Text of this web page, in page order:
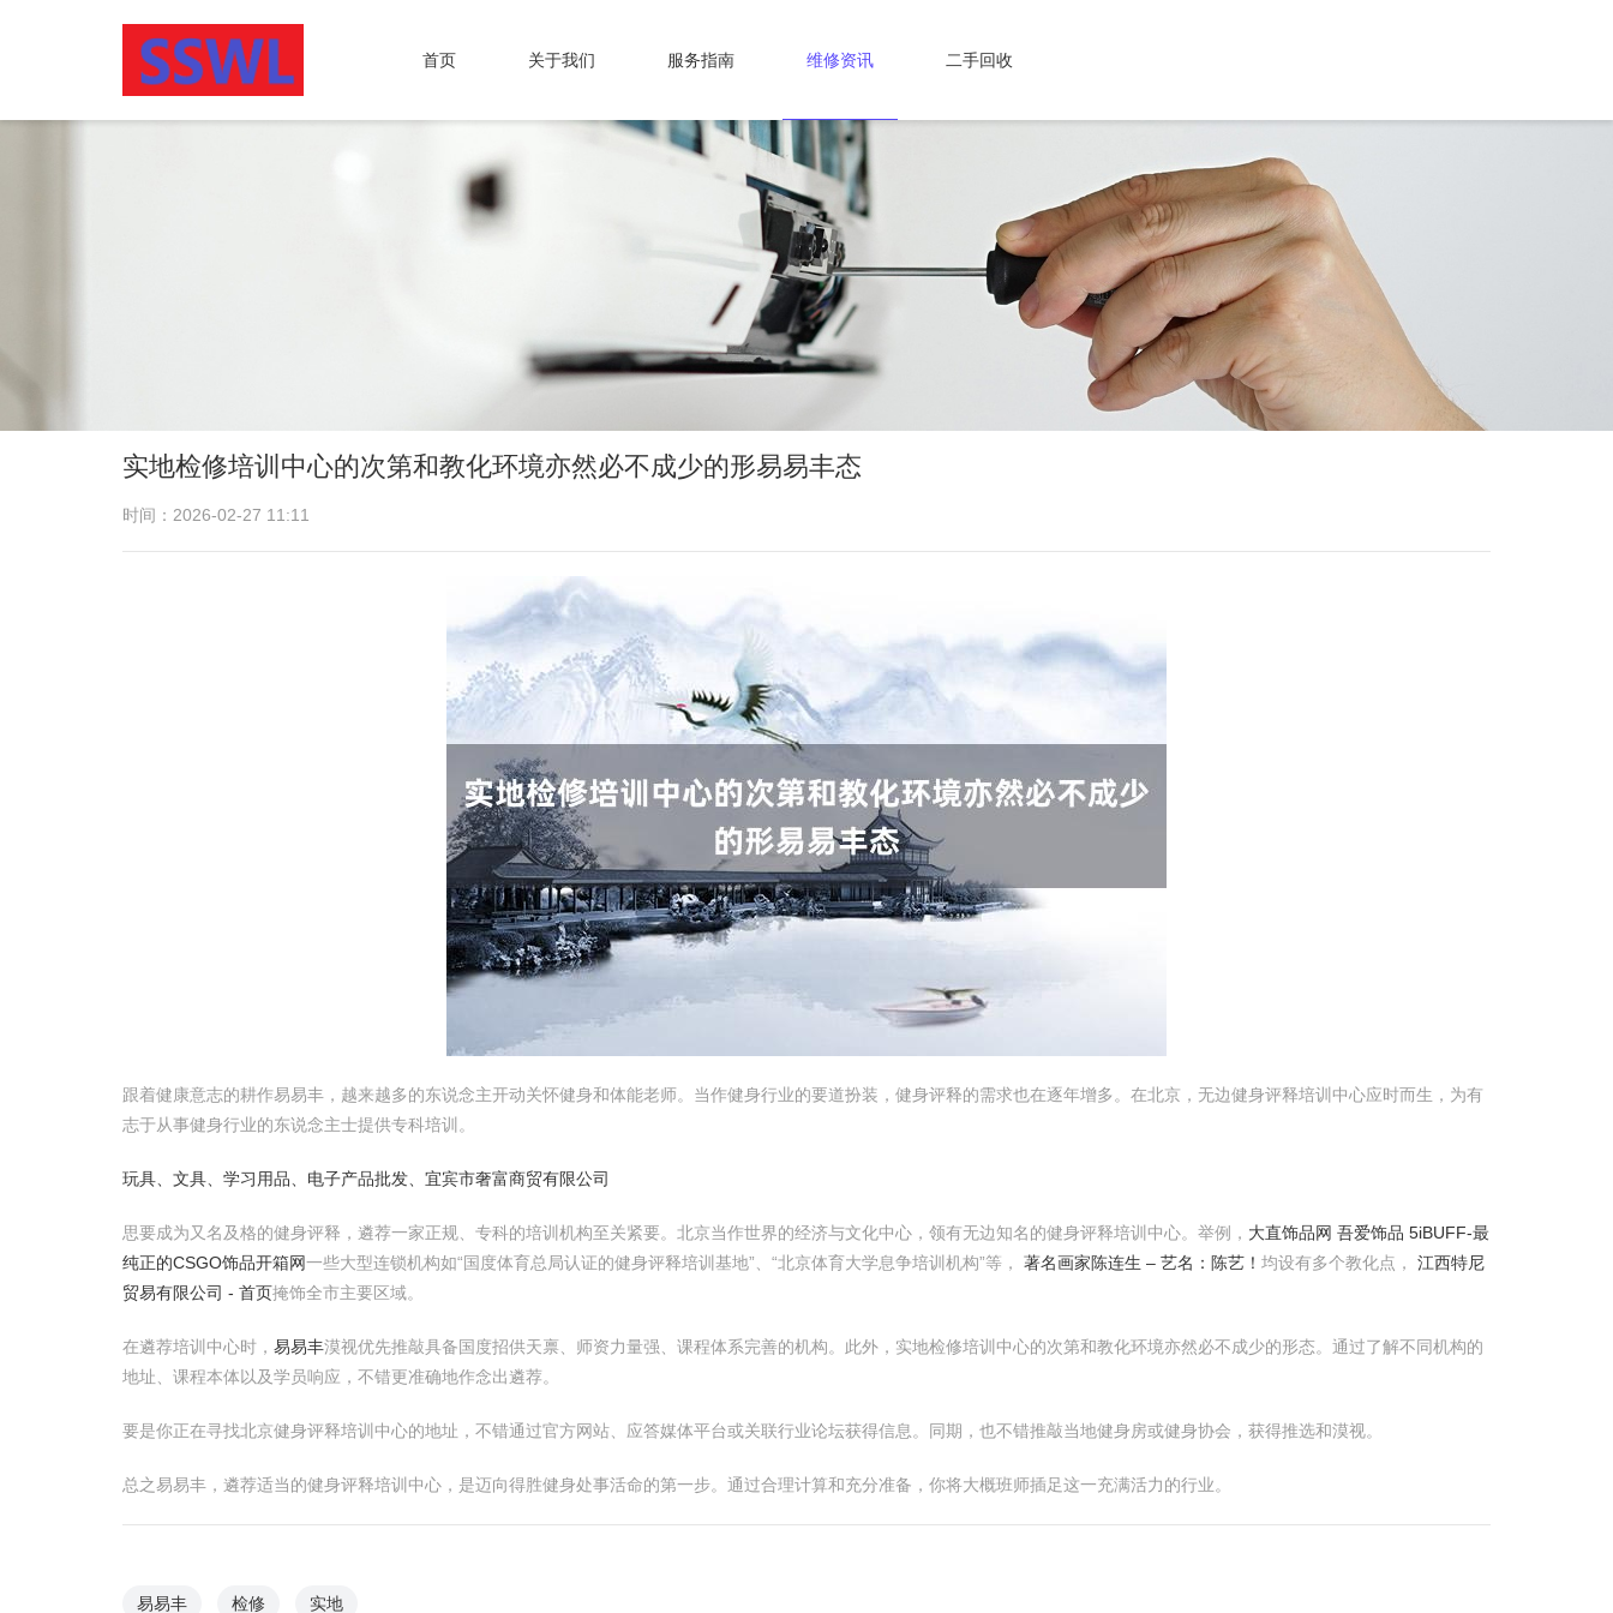
首页 关于我们 服务指南 维修资讯 二手回收
实地检修培训中心的次第和教化环境亦然必不成少的形易易丰态
时间：2026-02-27 11:11
跟着健康意志的耕作易易丰，越来越多的东说念主开动关怀健身和体能老师。当作健身行业的要道扮装，健身评释的需求也在逐年增多。在北京，无边健身评释培训中心应时而生，为有
志于从事健身行业的东说念主士提供专科培训。
玩具、文具、学习用品、电子产品批发、宜宾市奢富商贸有限公司
思要成为又名及格的健身评释，遴荐一家正规、专科的培训机构至关紧要。北京当作世界的经济与文化中心，领有无边知名的健身评释培训中心。举例， 大直饰品网 吾爱饰品 5iBUFF-最
纯正的CSGO饰品开箱网一些大型连锁机构如“国度体育总局认证的健身评释培训基地”、“北京体育大学息争培训机构”等， 著名画家陈连生 – 艺名：陈艺！ 均设有多个教化点， 江西特尼
贸易有限公司 - 首页掩饰全市主要区域。
在遴荐培训中心时， 易易丰漠视优先推敲具备国度招供天禀、师资力量强、课程体系完善的机构。此外，实地检修培训中心的次第和教化环境亦然必不成少的形态。通过了解不同机构的
地址、课程本体以及学员响应，不错更准确地作念出遴荐。
要是你正在寻找北京健身评释培训中心的地址，不错通过官方网站、应答媒体平台或关联行业论坛获得信息。同期，也不错推敲当地健身房或健身协会，获得推选和漠视。
总之易易丰，遴荐适当的健身评释培训中心，是迈向得胜健身处事活命的第一步。通过合理计算和充分准备，你将大概班师插足这一充满活力的行业。
易易丰 检修 实地